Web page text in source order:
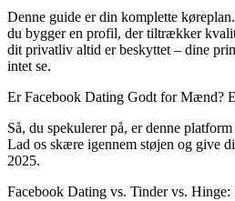
Denne guide er din komplette
du bygger en profil, der tiltrækker
dit privatliv altid er beskyttet – dine
intet se.
Er Facebook Dating Godt for Mænd?
Så, du spekulerer på, er denne
Lad os skære igennem støjen og give
2025.
Facebook Dating vs. Tinder vs.